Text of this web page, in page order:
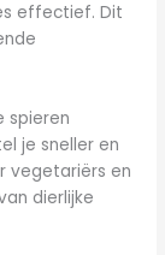
effectief. Dit
spieren
je sneller en
vegetariërs en
dierlijke